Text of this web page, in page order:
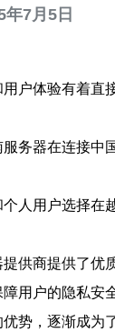
年7月5日
户体验有着
务器在连接
人用户选择
商提供了优
用户的隐私安
势，逐渐成